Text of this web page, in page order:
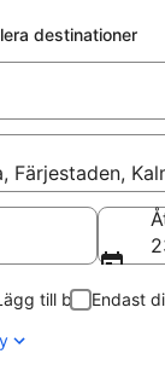
till
destinationer
Färjestaden,
till bil
Endast